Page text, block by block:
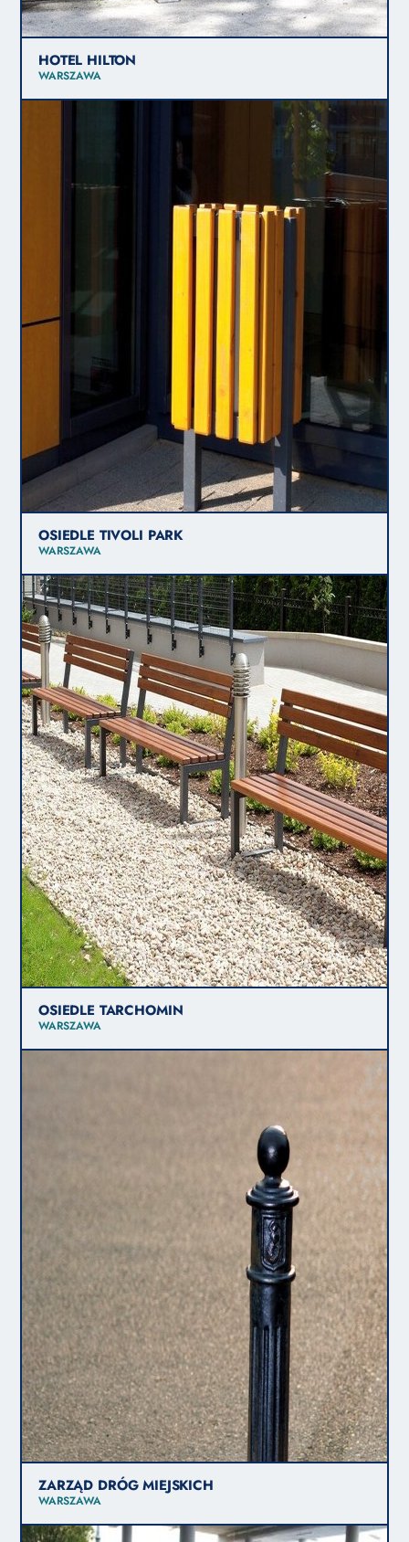
HOTEL HILTON
WARSZAWA
OSIEDLE TIVOLI PARK
WARSZAWA
OSIEDLE TARCHOMIN
WARSZAWA
ZARZĄD DRÓG MIEJSKICH
WARSZAWA